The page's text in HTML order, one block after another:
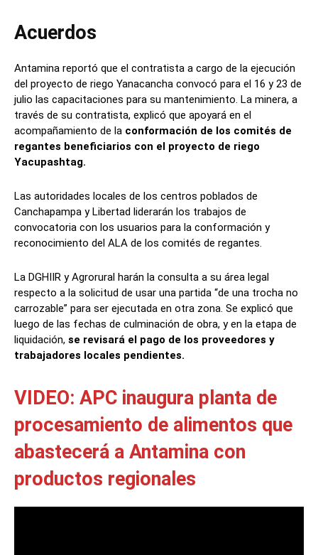
Acuerdos
Antamina reportó que el contratista a cargo de la ejecución
del proyecto de riego Yanacancha convocó para el 16 y 23 de
julio las capacitaciones para su mantenimiento. La minera, a
través de su contratista, explicó que apoyará en el
acompañamiento de la conformación de los comités de
regantes beneficiarios con el proyecto de riego
Yacupashtag.
Las autoridades locales de los centros poblados de
Canchapampa y Libertad liderarán los trabajos de
convocatoria con los usuarios para la conformación y
reconocimiento del ALA de los comités de regantes.
La DGHIIR y Agrorural harán la consulta a su área legal
respecto a la solicitud de usar una partida “de una trocha no
carrozable” para ser ejecutada en otra zona. Se explicó que
luego de las fechas de culminación de obra, y en la etapa de
liquidación, se revisará el pago de los proveedores y
trabajadores locales pendientes.
VIDEO: APC inaugura planta de
procesamiento de alimentos que
abastecerá a Antamina con
productos regionales